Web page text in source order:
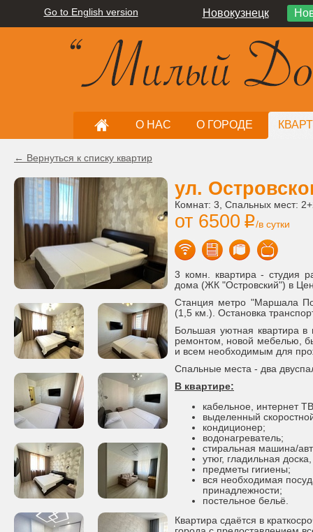
Go to English version Новокузнецк
О НАС О ГОРОДЕ
← Вернуться к списку квартир
ул.
Комнат: 3, Спальных мест:
от 6500 i/в сутки
3 комн. квартира - студия
дома (ЖК "Островский") в
Станция метро "Маршала
(1,5 км.). Остановка
Большая уютная квартира
ремонтом, новой мебелью,
и всем необходимым для
Спальные места - два
В квартире:
кабельное, интернет
выделенный
кондиционер;
водонагреватель;
стиральная машина/
утюг, гладильная
предметы гигиены;
вся необходимая
принадлежности;
постельное бельё.
Квартира сдаётся в